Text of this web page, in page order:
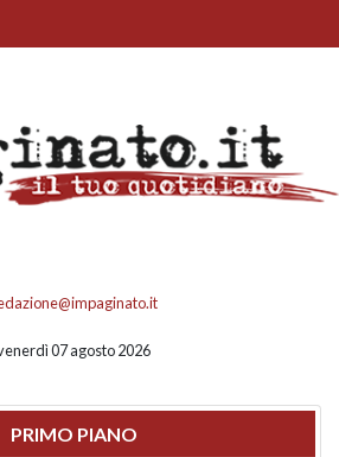
07 agosto 2026
PRIMO PIANO